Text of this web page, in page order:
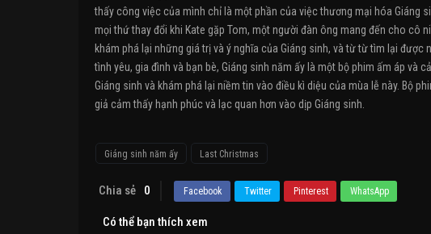
thấy công việc của mình chỉ là một phần của việc thương mại hóa Giáng
mọi thứ thay đổi khi Kate gặp Tom, một người đàn ông mang đến cho cô
khám phá lại những giá trị và ý nghĩa của Giáng sinh, và từ từ tìm lại
tình yêu, gia đình và bạn bè, Giáng sinh năm ấy là một bộ phim ấm áp và
Giáng sinh và khám phá lại niềm tin vào điều kì diệu của mùa lễ này. Bộ
giả cảm thấy hạnh phúc và lạc quan hơn vào dịp Giáng sinh.
Giáng sinh năm ấy Last Christmas
Chia sẻ 0 Facebook Twitter Pinterest WhatsApp
Có thể bạn thích xem